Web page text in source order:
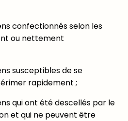
confectionnés selon les
ou nettement
susceptibles de se
rapidement ;
qui ont été descellés par le
et qui ne peuvent être